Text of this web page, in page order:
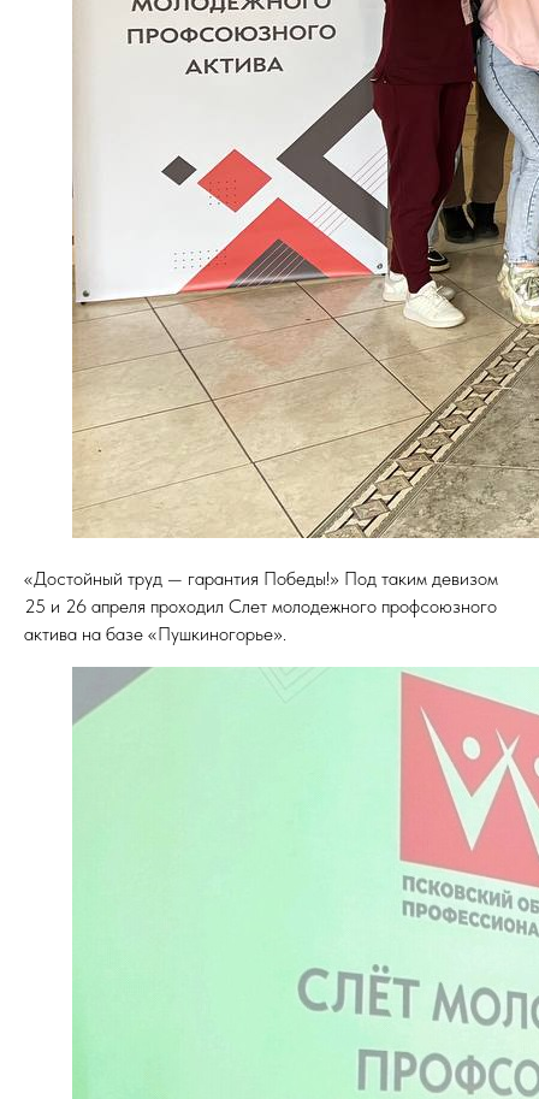
«Достойный труд — гарантия Победы!» Под таким девизом
25 и 26 апреля проходил Слет молодежного профсоюзного
актива на базе «Пушкиногорье».